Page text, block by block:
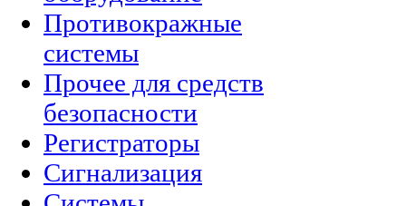
Противокражные
системы
Прочее для средств
безопасности
Регистраторы
Сигнализация